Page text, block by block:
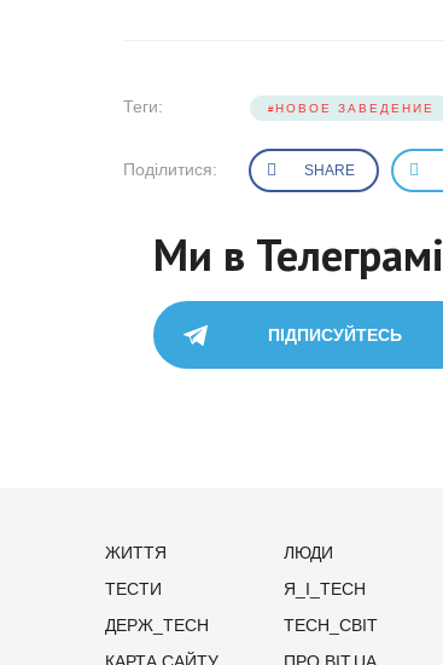
Теги: НОВОЕ ЗАВЕДЕНИЕ
Поділитися: SHARE
Ми в Телеграмі
ПІДПИСУЙТЕСЬ
ЖИТТЯ
ЛЮДИ
ТЕСТИ
Я_І_TECH
ДЕРЖ_TECH
TECH_СВІТ